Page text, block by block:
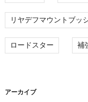
リヤデフマウントブッ
ロードスター 補
アーカイブ